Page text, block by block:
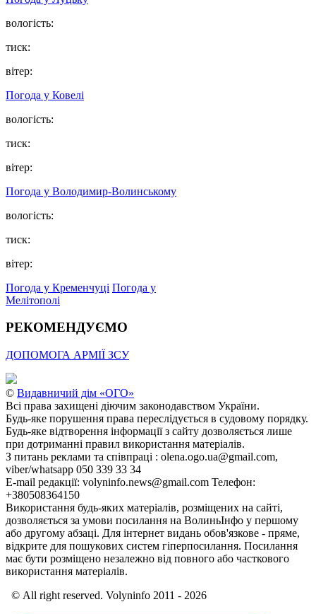
вологість:
тиск:
вітер:
Погода у Ковелі
вологість:
тиск:
вітер:
Погода у Володимир-Волинському
вологість:
тиск:
вітер:
Погода у Кременчуці Погода у
Мелітополі
РЕКОМЕНДУЄМО
ДОПОМОГА АРМІЇ ЗСУ
© Видавничий дім «ОГО»
Всі права захищені діючим законодавством України.
Будь-яке порушення права переслідується в судовому порядку.
Будь-яке відтворення інформації з сайту дозволяється лише
при дотриманні правил використання матеріалів.
З питань реклами та співпраці : olena.ogo.ua@gmail.com,
viber/whatsapp 050 339 33 34
E-mail редакції: volyninfo.news@gmail.com Телефон:
+380508364150
Використання будь-яких матеріалів, розміщених на сайті,
дозволяється за умови посилання на ВолиньІнфо у першому
або другому абзаці. Для інтернет видань обов'язкове - пряме,
відкрите для пошукових систем гіперпосилання. Посилання
має бути розміщено незалежно від повного або часткового
використання матеріалів.
© All right reserved. Volyninfo 2011 - 2026